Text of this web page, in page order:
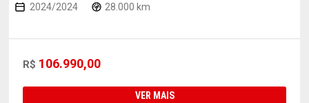
2024/2024 28.000 km
R$ 106.990,00
VER MAIS